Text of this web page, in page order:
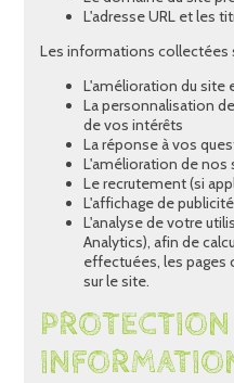
L'adresse URL et les
Les informations collectées
L'amélioration du site
La personnalisation
de vos intérêts
La réponse à vos
L'amélioration de nos
Le recrutement (si
L'affichage de
L'analyse de votre
Analytics), afin de
effectuées, les
sur le site.